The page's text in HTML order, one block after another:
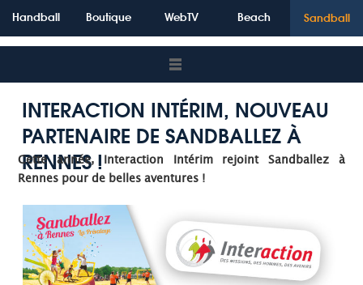
Handball Boutique WebTV Beach Sandball
INTERACTION INTÉRIM, NOUVEAU
PARTENAIRE DE SANDBALLEZ À
RENNES !
Cette année, Interaction Intérim rejoint Sandballez à
Rennes pour de belles aventures !